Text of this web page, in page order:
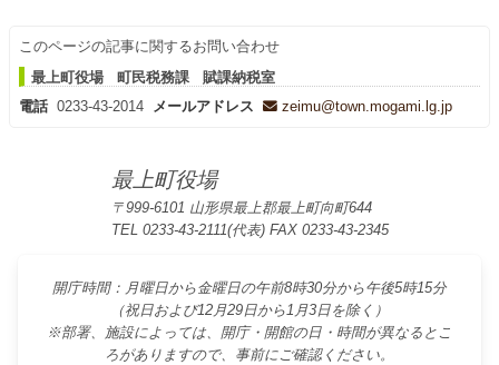
このページの記事に関するお問い合わせ
最上町役場 町民税務課 賦課納税室
電話 0233-43-2014 メールアドレス zeimu@town.mogami.lg.jp
最上町役場
〒999-6101 山形県最上郡最上町向町644
TEL 0233-43-2111(代表) FAX 0233-43-2345
開庁時間：月曜日から金曜日の午前8時30分から午後5時15分
（祝日および12月29日から1月3日を除く）
※部署、施設によっては、開庁・開館の日・時間が異なるとこ
ろがありますので、事前にご確認ください。